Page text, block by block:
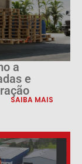
a
e
SAIBA MAIS